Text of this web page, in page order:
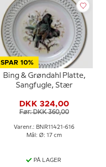
SPAR 10%
Bing & Grøndahl Platte,
Sangfugle, Stær
DKK 324,00
Før: DKK 360,00
Varenr.: BNR11421-616
Mål: Ø: 17 cm
PÅ LAGER